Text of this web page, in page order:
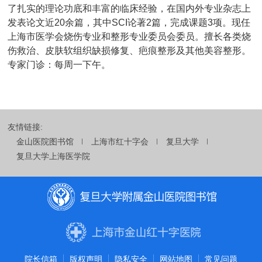
了扎实的理论功底和丰富的临床经验，在国内外专业杂志上
发表论文近20余篇，其中SCI论著2篇，完成课题3项。现任
上海市医学会烧伤专业和整形专业委员会委员。擅长各类烧
伤救治、皮肤软组织缺损修复、疤痕整形及其他美容整形。
专家门诊：每周一下午。
友情链接:
金山医院图书馆
上海市红十字会
复旦大学
复旦大学上海医学院
院长信箱 版权声明 隐私安全 网站地图 常见问题